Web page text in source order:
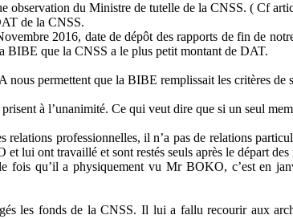
observation du Ministre de tutelle de la CNSS. ( Cf
de la CNSS.
2016, date de dépôt des rapports de fin de
BIBE que la CNSS a le plus petit montant de DAT.
permettent que la BIBE remplissait les critères de
à l’unanimité. Ce qui veut dire que si un seul
professionnelles, il n’a pas de relations
lui ont travaillé et sont restés seuls après le départ
qu’il a physiquement vu Mr BOKO, c’est en
les fonds de la CNSS. Il lui a fallu recourir aux